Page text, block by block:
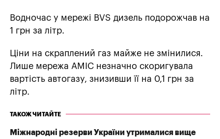
Водночас у мережі BVS дизель подорожчав на
1 грн за літр.
Ціни на скраплений газ майже не змінилися.
Лише мережа AMIC незначно скоригувала
вартість автогазу, знизивши її на 0,1 грн за
літр.
ТАКОЖ ЧИТАЙТЕ
Міжнародні резерви України утрималися вище